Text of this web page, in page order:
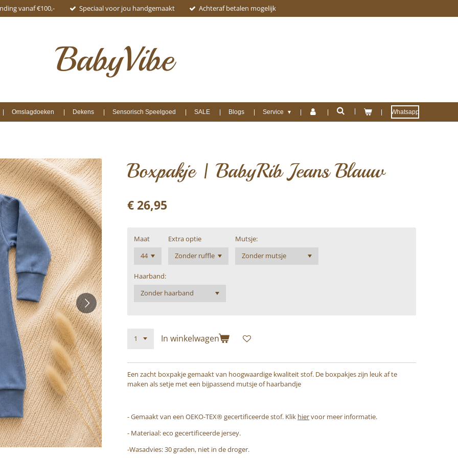
vanaf €100,- Speciaal voor jou handgemaakt Achteraf betalen mogelijk
BabyVibe
Omslagdoeken Dekens Sensorisch Speelgoed SALE Blogs Service Whatsapp
Boxpakje | BabyRib Jeans Blauw
€ 26,95
Maat Extra optie Mutsje:
Haarband:
In winkelwagen
Een zacht boxpakje gemaakt van hoogwaardige kwaliteit stof. De boxpakjes zijn leuk af te
maken als setje met een bijpassend mutsje of haarbandje
- Gemaakt van een OEKO-TEX® gecertificeerde stof. Klik hiervoor meer informatie.
- Materiaal: eco gecertificeerde jersey.
-Wasadvies: 30 graden, niet in de droger.